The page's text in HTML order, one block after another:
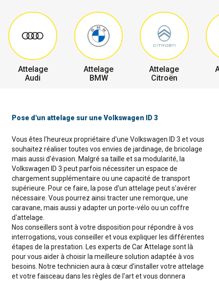
Attelage
Audi
Attelage
BMW
Attelage
Citroën
Pose d'un attelage sur une Volkswagen ID 3
Vous êtes l'heureux propriétaire d'une Volkswagen ID 3 et vous
souhaitez réaliser toutes vos envies de jardinage, de bricolage
mais aussi d'évasion. Malgré sa taille et sa modularité, la
Volkswagen ID 3 peut parfois nécessiter un espace de
chargement supplémentaire ou une capacité de transport
supérieure. Pour ce faire, la pose d'un attelage peut s'avérer
nécessaire. Vous pourrez ainsi tracter une remorque, une
caravane, mais aussi y adapter un porte-vélo ou un coffre
d'attelage.
Nos conseillers sont à votre disposition pour répondre à vos
interrogations, vous conseiller et vous expliquer les différentes
étapes de la prestation. Les experts de Car Attelage sont là
pour vous aider à choisir la meilleure solution adaptée à vos
besoins. Notre technicien aura à cœur d'installer votre attelage
et votre faisceau dans les règles de l'art et vous donnera